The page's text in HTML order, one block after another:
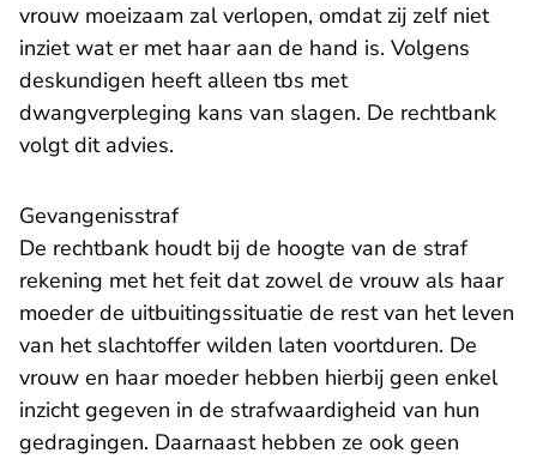
vrouw moeizaam zal verlopen, omdat zij zelf niet
inziet wat er met haar aan de hand is. Volgens
deskundigen heeft alleen tbs met
dwangverpleging kans van slagen. De rechtbank
volgt dit advies.
Gevangenisstraf
De rechtbank houdt bij de hoogte van de straf
rekening met het feit dat zowel de vrouw als haar
moeder de uitbuitingssituatie de rest van het leven
van het slachtoffer wilden laten voortduren. De
vrouw en haar moeder hebben hierbij geen enkel
inzicht gegeven in de strafwaardigheid van hun
gedragingen. Daarnaast hebben ze ook geen